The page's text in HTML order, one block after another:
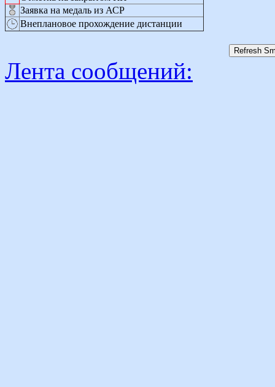
Заявка на медаль из АСР
Внеплановое прохождение дистанции
Лента сообщений: